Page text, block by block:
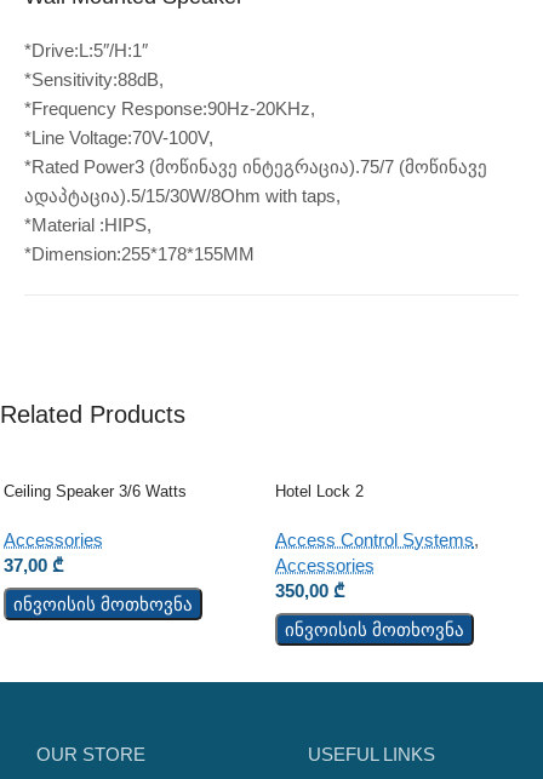
*Drive:L:5″/H:1″
*Sensitivity:88dB,
*Frequency Response:90Hz-20KHz,
*Line Voltage:70V-100V,
*Rated Power3 (მოწინავე ინტეგრაცია).75/7 (მოწინავე
ადაპტაცია).5/15/30W/8Ohm with taps,
*Material :HIPS,
*Dimension:255*178*155MM
Related Products
Ceiling Speaker 3/6 Watts
Accessories
37,00 ₾
ინვოისის მოთხოვნა
Hotel Lock 2
Access Control Systems,
Accessories
350,00 ₾
ინვოისის მოთხოვნა
OUR STORE USEFUL LINKS